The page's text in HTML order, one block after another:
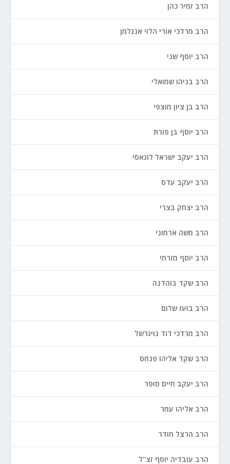
הרב זמיר כהן
הרב מרדכי אורי הלוי אנגלמן
הרב יוסף שני
הרב בניהו שמואלי
הרב בן ציון מוצפי
הרב יוסף בן פורת
הרב יעקב ישראל לוגאסי
הרב יעקב עדס
הרב יצחק בצרי
הרב משה ארמוני
הרב יוסף מזרחי
הרב שקד בוהדנה
הרב בועז שלום
הרב מרדכי דוד נויגרשל
הרב שקד אליהו פנחס
הרב יעקב חיים סופר
הרב אליהו עמר
הרב הרצל חודר
הרב עובדיה יוסף זצ"ל